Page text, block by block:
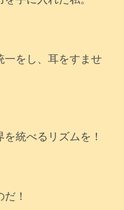
一をし、耳をすませ
統べるリズムを！
！